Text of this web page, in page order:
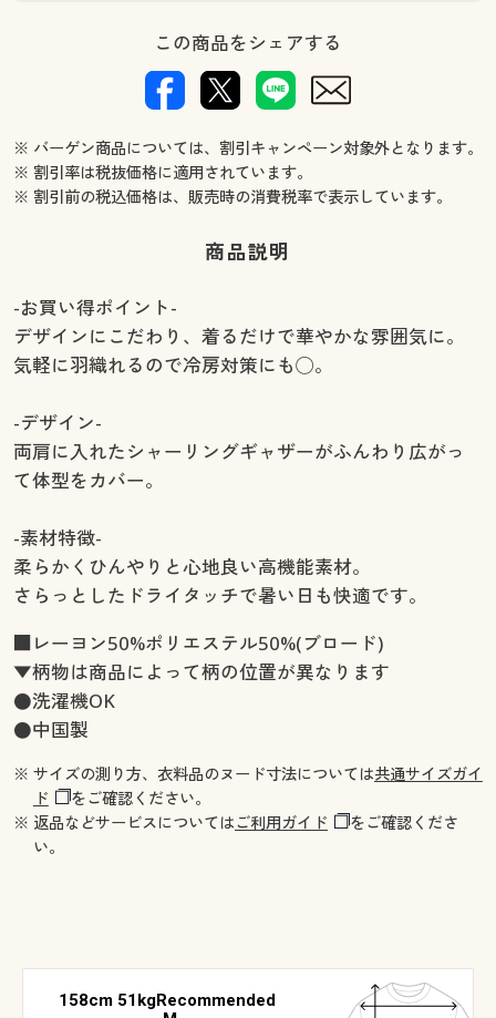
この商品をシェアする
※ バーゲン商品については、割引キャンペーン対象外となります。
※ 割引率は税抜価格に適用されています。
※ 割引前の税込価格は、販売時の消費税率で表示しています。
商品説明
-お買い得ポイント-
デザインにこだわり、着るだけで華やかな雰囲気に。
気軽に羽織れるので冷房対策にも◯。
-デザイン-
両肩に入れたシャーリングギャザーがふんわり広がっ
て体型をカバー。
-素材特徴-
柔らかくひんやりと心地良い高機能素材。
さらっとしたドライタッチで暑い日も快適です。
■レーヨン50%ポリエステル50%(ブロード)
▼柄物は商品によって柄の位置が異なります
●洗濯機OK
●中国製
※ サイズの測り方、衣料品のヌード寸法については共通サイズガイ
ド
をご確認ください。
※ 返品などサービスについてはご利用ガイド
をご確認くださ
い。
158cm 51kgRecommended